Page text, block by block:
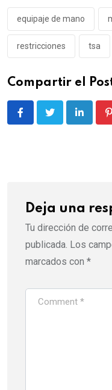
equipaje de mano
restricciones tsa
Compartir el
LinkedIn
Deja una
Tu dirección de
publicada. Los
marcados con *